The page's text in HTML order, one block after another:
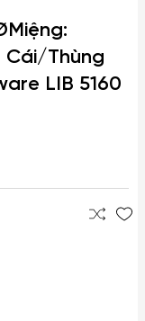
Cái/Thùng
LIB 5160